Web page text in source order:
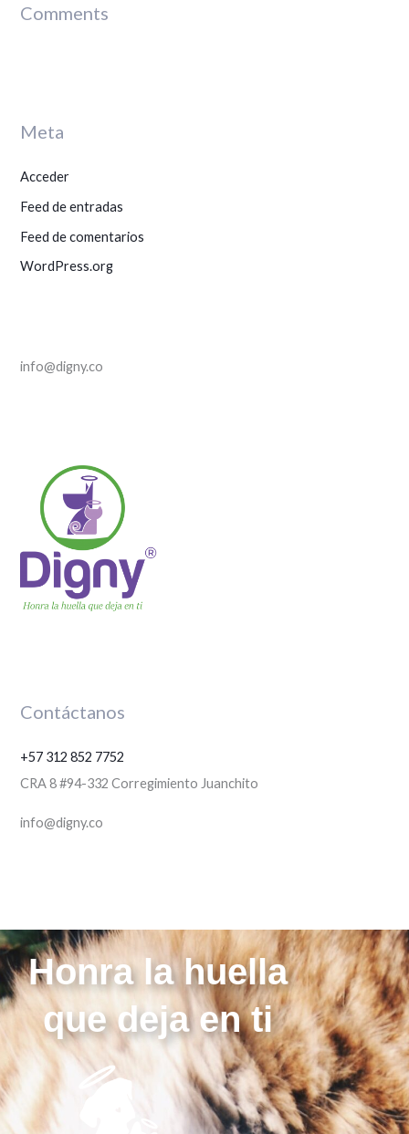
a
r
Comments
Meta
Acceder
Feed de entradas
Feed de comentarios
WordPress.org
info@digny.co
Contáctanos
+57 312 852 7752
CRA 8 #94-332 Corregimiento Juanchito
info@digny.co
Honra la huella
que deja en ti